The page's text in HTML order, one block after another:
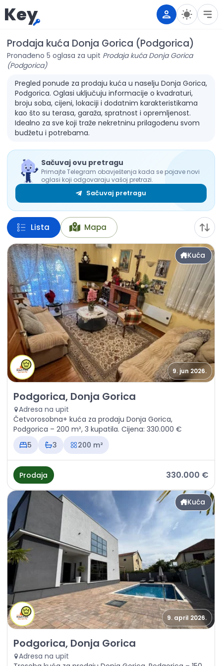
Key
Prodaja kuća Donja Gorica (Podgorica)
Pronađeno 5 oglasa za upit Prodaja kuća Donja Gorica
(Podgorica)
Pregled ponude za prodaju kuća u naselju Donja Gorica,
Podgorica. Oglasi uključuju informacije o kvadraturi,
broju soba, cijeni, lokaciji i dodatnim karakteristikama
kao što su terasa, garaža, spratnost i opremljenost.
Idealno za sve koji traže nekretninu prilagođenu svom
budžetu i potrebama.
Sačuvaj ovu pretragu
Primajte Telegram obavještenja kada se pojave novi
oglasi koji odgovaraju vašoj pretrazi.
Sačuvaj pretragu
Lista Mapa
Kuća
9. jun 2026.
Prodaja - Kuća Podgorica, Donja Gorica
Podgorica, Donja Gorica
Adresa na upit
Četvorosobna+ kuća za prodaju Donja Gorica,
Podgorica – 200 m², 3 kupatila. Cijena: 330.000 €
5
3 200 m²
Prodaja 330.000 €
Kuća
9. april 2026.
Prodaja - Kuća Podgorica, Donja Gorica
Podgorica, Donja Gorica
Adresa na upit